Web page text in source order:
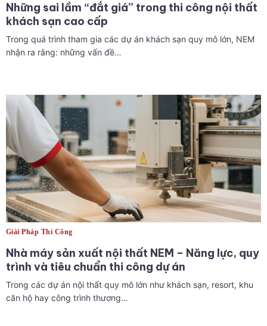
Những sai lầm “đắt giá” trong thi công nội thất
khách sạn cao cấp
Trong quá trình tham gia các dự án khách sạn quy mô lớn, NEM
nhận ra rằng: những vấn đề…
Giải Pháp Thi Công
Nhà máy sản xuất nội thất NEM – Năng lực, quy
trình và tiêu chuẩn thi công dự án
Trong các dự án nội thất quy mô lớn như khách sạn, resort, khu
căn hộ hay công trình thương…